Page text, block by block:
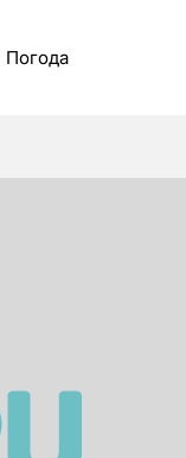
Погода